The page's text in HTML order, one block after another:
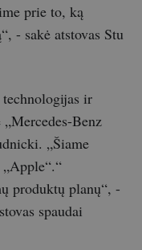
prie to, ką
- sakė atstovas Stu
technologijas ir
Benz
„Šiame
produktų planų“, -
spaudai